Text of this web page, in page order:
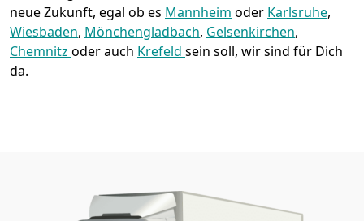
neue Zukunft, egal ob es Mannheim oder Karlsruhe,
Wiesbaden, Mönchen­gladbach, Gelsenkirchen,
Chemnitz oder auch Krefeld sein soll, wir sind für Dich
da.